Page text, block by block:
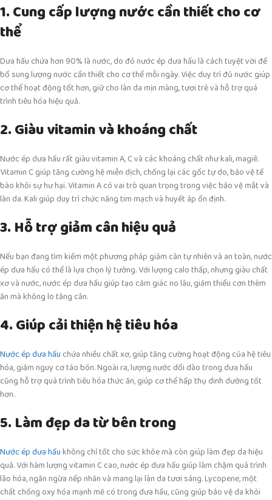
1. Cung cấp lượng nước cần thiết cho cơ
thể
Dưa hấu chứa hơn 90% là nước, do đó nước ép dưa hấu là cách tuyệt vời để
bổ sung lượng nước cần thiết cho cơ thể mỗi ngày. Việc duy trì đủ nước giúp
cơ thể hoạt động tốt hơn, giữ cho làn da mịn màng, tươi trẻ và hỗ trợ quá
trình tiêu hóa hiệu quả.
2. Giàu vitamin và khoáng chất
Nước ép dưa hấu rất giàu vitamin A, C và các khoáng chất như kali, magiê.
Vitamin C giúp tăng cường hệ miễn dịch, chống lại các gốc tự do, bảo vệ tế
bào khỏi sự hư hại. Vitamin A có vai trò quan trọng trong việc bảo vệ mắt và
làn da. Kali giúp duy trì chức năng tim mạch và huyết áp ổn định.
3. Hỗ trợ giảm cân hiệu quả
Nếu bạn đang tìm kiếm một phương pháp giảm cân tự nhiên và an toàn, nước
ép dưa hấu có thể là lựa chọn lý tưởng. Với lượng calo thấp, nhưng giàu chất
xơ và nước, nước ép dưa hấu giúp tạo cảm giác no lâu, giảm thiểu cơn thèm
ăn mà không lo tăng cân.
4. Giúp cải thiện hệ tiêu hóa
Nước ép dưa hấu chứa nhiều chất xơ, giúp tăng cường hoạt động của hệ tiêu
hóa, giảm nguy cơ táo bón. Ngoài ra, lượng nước dồi dào trong dưa hấu
cũng hỗ trợ quá trình tiêu hóa thức ăn, giúp cơ thể hấp thụ dinh dưỡng tốt
hơn.
5. Làm đẹp da từ bên trong
Nước ép dưa hấukhông chỉ tốt cho sức khỏe mà còn giúp làm đẹp da hiệu
quả. Với hàm lượng vitamin C cao, nước ép dưa hấu giúp làm chậm quá trình
lão hóa, ngăn ngừa nếp nhăn và mang lại làn da tươi sáng. Lycopene, một
chất chống oxy hóa mạnh mẽ có trong dưa hấu, cũng giúp bảo vệ da khỏi